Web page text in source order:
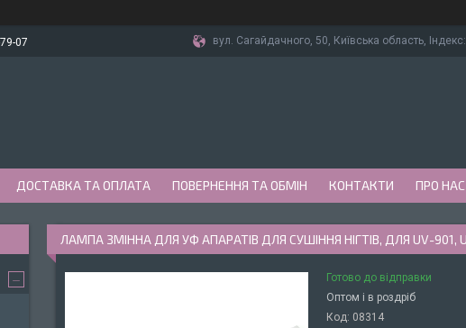
07 вул. Сагайдачного, 50, Київська область,
ДОСТАВКА ТА ОПЛАТА ПОВЕРНЕННЯ ТА ОБМІН КОНТАКТИ ПРО НАС
ЛАМПА ЗМІННА ДЛЯ УФ АПАРАТІВ ДЛЯ СУШІННЯ НІГТІВ, ДЛЯ UV-901,
Готово до відправки
Оптом і в роздріб
Код: 08314